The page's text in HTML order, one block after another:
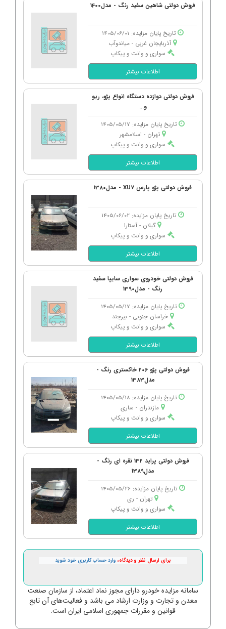
فروش دولتی شاهین سفید رنگ - مدل1400
تاریخ پایان مزایده: 1405/06/01
آذربایجان غربی - میاندوآب
سواری و وانت و پیکاپ
اطلاعات بیشتر
فروش دولتی دوازده دستگاه انواع پژو، ریو
و...
تاریخ پایان مزایده: 1405/05/17
تهران - اسلامشهر
سواری و وانت و پیکاپ
اطلاعات بیشتر
فروش دولتی پژو پارس XU7 - مدل1380
تاریخ پایان مزایده: 1405/06/02
گیلان - آستارا
سواری و وانت و پیکاپ
اطلاعات بیشتر
فروش دولتی خودروی سواری سایپا سفید
رنگ - مدل1390
تاریخ پایان مزایده: 1405/05/17
خراسان جنوبی - بیرجند
سواری و وانت و پیکاپ
اطلاعات بیشتر
فروش دولتی پژو 206 خاکستری رنگ -
مدل1383
تاریخ پایان مزایده: 1405/05/18
مازندران - ساری
سواری و وانت و پیکاپ
اطلاعات بیشتر
فروش دولتی پراید 132 نقره ای رنگ -
مدل1389
تاریخ پایان مزایده: 1405/05/26
تهران - ری
سواری و وانت و پیکاپ
اطلاعات بیشتر
برای ارسال نظر و دیدگاه، وارد حساب کاربری خود شوید
سامانه مزایده خودرو دارای مجوز نماد اعتماد، از سازمان صنعت
معدن و تجارت و وزارت ارشاد می باشد و فعالیت‌های آن تابع
قوانین و مقررات جمهوری اسلامی ایران است.